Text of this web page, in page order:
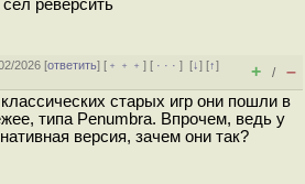
сел реверсить
2026 [ответить] [ ﹢﹢﹢] [ · · ·][↓] [↑]
+ / –
старых игр они пошли в
типа Penumbra. Впрочем, ведь у
версия, зачем они так?